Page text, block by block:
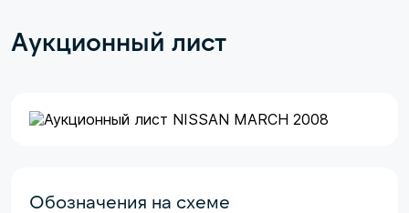
Аукционный лист
Обозначения на схеме